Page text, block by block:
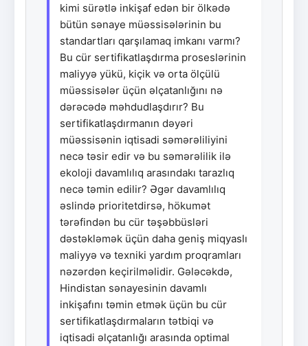
kimi sürətlə inkişaf edən bir ölkədə
bütün sənaye müəssisələrinin bu
standartları qarşılamaq imkanı varmı?
Bu cür sertifikatlaşdırma proseslərinin
maliyyə yükü, kiçik və orta ölçülü
müəssisələr üçün əlçatanlığını nə
dərəcədə məhdudlaşdırır? Bu
sertifikatlaşdırmanın dəyəri
müəssisənin iqtisadi səmərəliliyini
necə təsir edir və bu səmərəlilik ilə
ekoloji davamlılıq arasındakı tarazlıq
necə təmin edilir? Əgər davamlılıq
əslində prioritetdirsə, hökumət
tərəfindən bu cür təşəbbüsləri
dəstəkləmək üçün daha geniş miqyaslı
maliyyə və texniki yardım proqramları
nəzərdən keçirilməlidir. Gələcəkdə,
Hindistan sənayesinin davamlı
inkişafını təmin etmək üçün bu cür
sertifikatlaşdırmaların tətbiqi və
iqtisadi əlçatanlığı arasında optimal